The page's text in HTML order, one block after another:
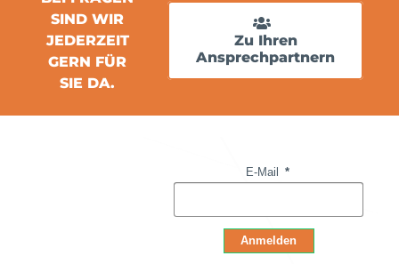
SIND WIR
JEDERZEIT
GERN FÜR
SIE DA.
Zu Ihren
Ansprechpartnern
E-Mail
Anmelden